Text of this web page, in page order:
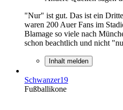
"Nur" ist gut. Das ist ein
waren 200 Auer Fans im
Blamage so viele nach
schon beachtlich und nicht
Inhalt melden
Schwanzer19
Fußballikone